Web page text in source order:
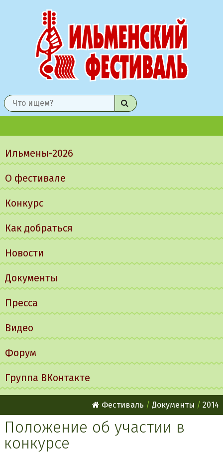
Найти
меню
Ильмены-2026
О фестивале
Конкурс
Как добраться
Новости
Документы
Пресса
Видео
Форум
Группа ВКонтакте
Фестиваль Документы 2014
Положение об участии в
конкурсе